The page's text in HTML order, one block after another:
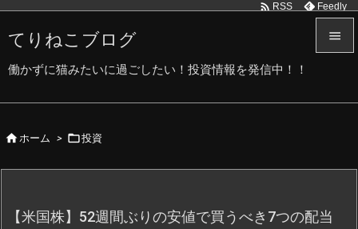
てりねこブログ
働かずに猫みたいに過ごしたい！投資情報を発信中！！

前へ
次へ
 RSS Feedly
ホーム > 投資
【米国株】52週間ぶりの安値で買うべき7つの配当